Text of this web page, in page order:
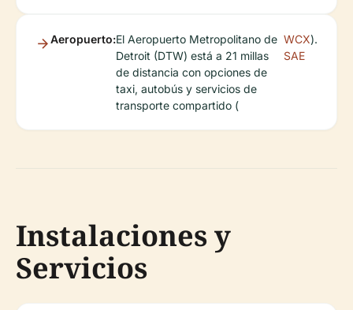
Aeropuerto:El Aeropuerto Metropolitano de
Detroit (DTW) está a 21 millas
de distancia con opciones de
taxi, autobús y servicios de
transporte compartido (
WCX
SAE
).
Instalaciones y
Servicios